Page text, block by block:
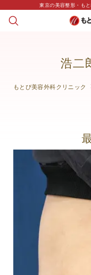
東京の美容整形・も
浩二
もとび美容外科クリニック